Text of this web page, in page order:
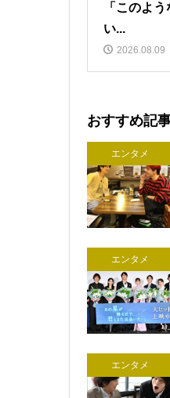
「このよ
い...
2026.08.09
おすすめ記
エンタメ
エンタメ
エンタメ